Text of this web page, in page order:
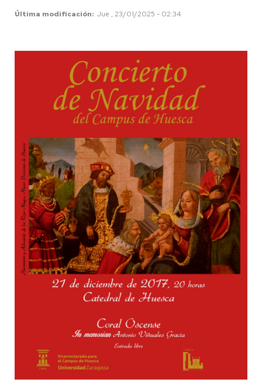
Última modificación Jue , 23/01/2025 - 02:34